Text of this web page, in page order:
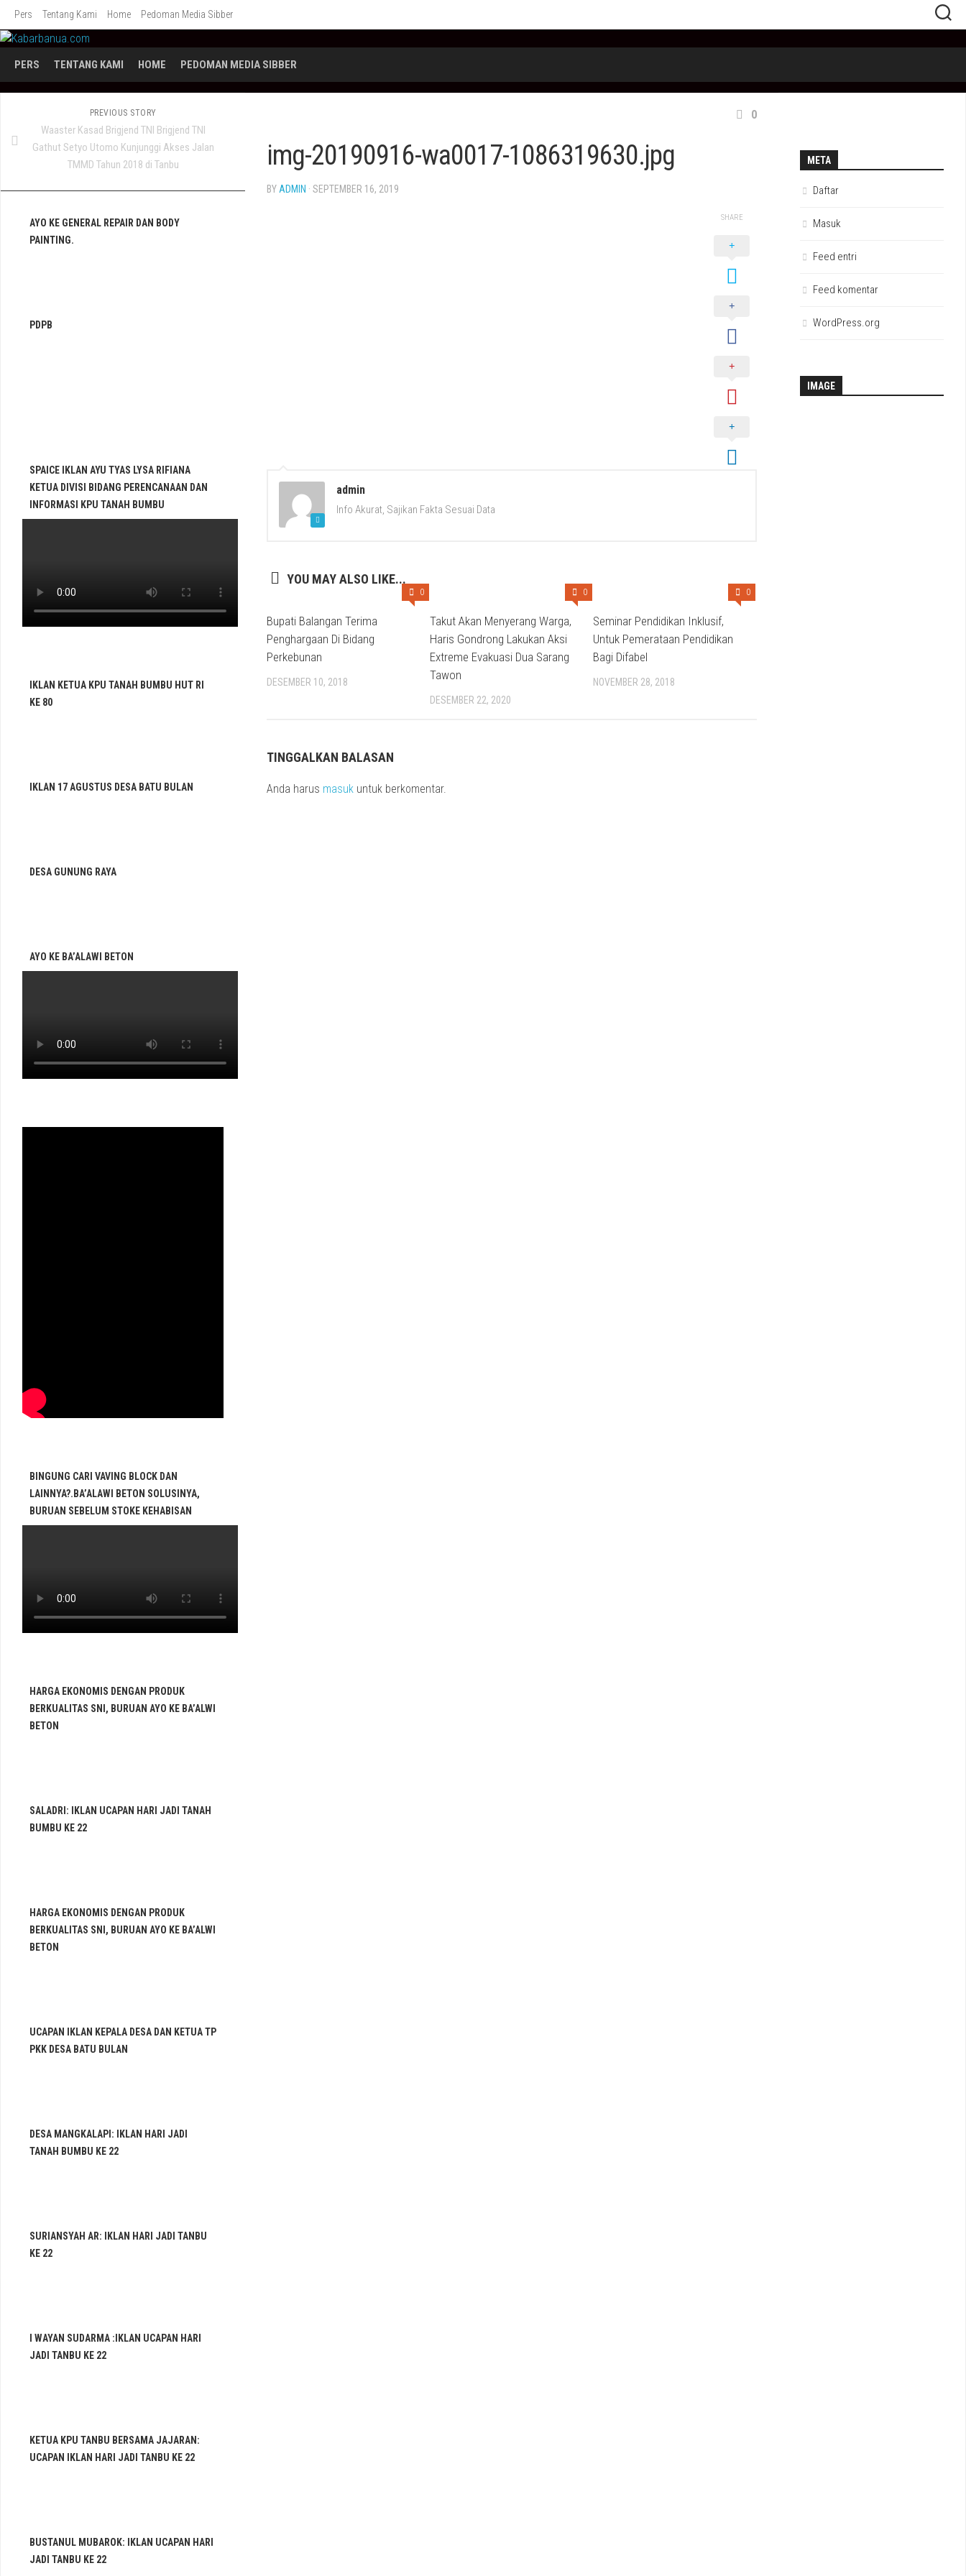
Skip
content
Pers Tentang Kami Home Pedoman Media Sibber
PERS TENTANG KAMI HOME PEDOMAN MEDIA SIBBER
0
img-20190916-wa0017-1086319630.jpg
BY ADMIN · SEPTEMBER 16, 2019
SHARE
admin
Info Akurat, Sajikan Fakta Sesuai Data
YOU MAY ALSO LIKE...
0
Bupati Balangan Terima
Penghargaan Di Bidang
Perkebunan
DESEMBER 10, 2018
0
Takut Akan Menyerang Warga,
Haris Gondrong Lakukan Aksi
Extreme Evakuasi Dua Sarang
Tawon
DESEMBER 22, 2020
0
Seminar Pendidikan Inklusif,
Untuk Pemerataan Pendidikan
Bagi Difabel
NOVEMBER 28, 2018
TINGGALKAN BALASAN
Anda harus masuk untuk berkomentar.
PREVIOUS STORY
Waaster Kasad Brigjend TNI Brigjend TNI
Gathut Setyo Utomo Kunjunggi Akses Jalan
TMMD Tahun 2018 di Tanbu
AYO KE GENERAL REPAIR DAN BODY
PAINTING.
PDPB
SPAICE IKLAN AYU TYAS LYSA RIFIANA
KETUA DIVISI BIDANG PERENCANAAN DAN
INFORMASI KPU TANAH BUMBU
IKLAN KETUA KPU TANAH BUMBU HUT RI
KE 80
IKLAN 17 AGUSTUS DESA BATU BULAN
DESA GUNUNG RAYA
AYO KE BA’ALAWI BETON
BINGUNG CARI VAVING BLOCK DAN
LAINNYA?.BA’ALAWI BETON SOLUSINYA,
BURUAN SEBELUM STOKE KEHABISAN
HARGA EKONOMIS DENGAN PRODUK
BERKUALITAS SNI, BURUAN AYO KE BA’ALWI
BETON
SALADRI: IKLAN UCAPAN HARI JADI TANAH
BUMBU KE 22
HARGA EKONOMIS DENGAN PRODUK
BERKUALITAS SNI, BURUAN AYO KE BA’ALWI
BETON
UCAPAN IKLAN KEPALA DESA DAN KETUA TP
PKK DESA BATU BULAN
DESA MANGKALAPI: IKLAN HARI JADI
TANAH BUMBU KE 22
SURIANSYAH AR: IKLAN HARI JADI TANBU
KE 22
I WAYAN SUDARMA :IKLAN UCAPAN HARI
JADI TANBU KE 22
KETUA KPU TANBU BERSAMA JAJARAN:
UCAPAN IKLAN HARI JADI TANBU KE 22
BUSTANUL MUBAROK: IKLAN UCAPAN HARI
JADI TANBU KE 22
META
Daftar
Masuk
Feed entri
Feed komentar
WordPress.org
IMAGE